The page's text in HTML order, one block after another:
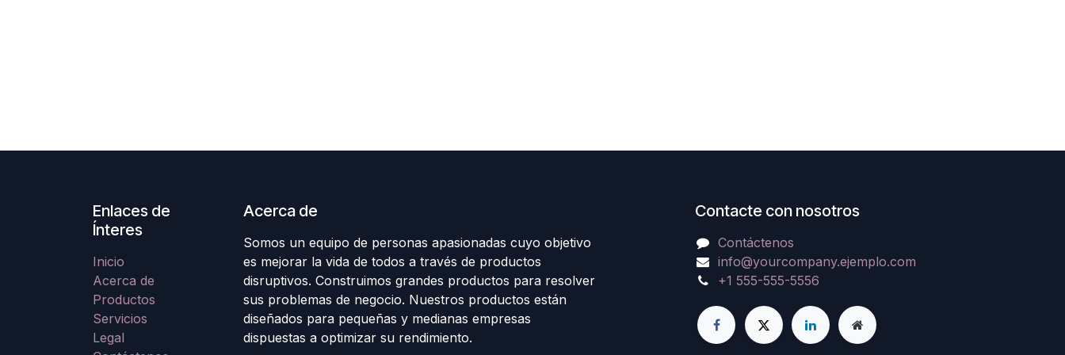
Enlaces de
Ínteres
Inicio
Acerca de
Productos
Servicios
Legal
Acerca de
Somos un equipo de personas apasionadas cuyo objetivo
es mejorar la vida de todos a través de productos
disruptivos. Construimos grandes productos para resolver
sus problemas de negocio. Nuestros productos están
diseñados para pequeñas y medianas empresas
dispuestas a optimizar su rendimiento.
Contacte con nosotros
Contáctenos
info@yourcompany.ejemplo.com
+1 555-555-5556